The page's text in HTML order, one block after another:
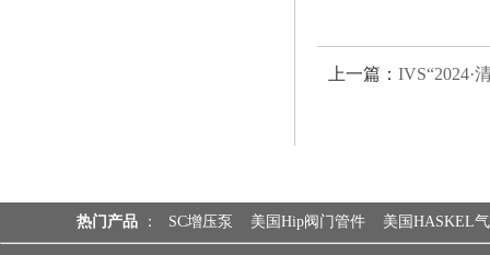
上一篇： IVS“2024·
热门产品 ： SC增压泵 美国Hip阀门管件 美国HASKEL